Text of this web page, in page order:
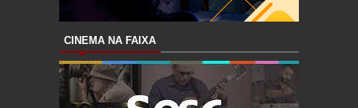
CINEMA NA FAIXA